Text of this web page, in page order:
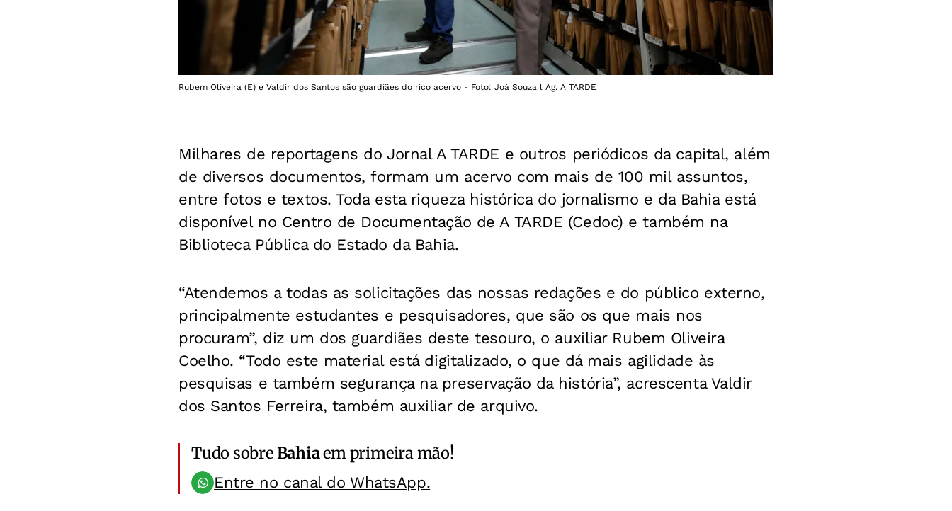
Rubem Oliveira (E) e Valdir dos Santos são guardiães do rico acervo - Foto: Joá Souza l Ag. A TARDE
Milhares de reportagens do Jornal A TARDE e outros periódicos da capital, além
de diversos documentos, formam um acervo com mais de 100 mil assuntos,
entre fotos e textos. Toda esta riqueza histórica do jornalismo e da Bahia está
disponível no Centro de Documentação de A TARDE (Cedoc) e também na
Biblioteca Pública do Estado da Bahia.
“Atendemos a todas as solicitações das nossas redações e do público externo,
principalmente estudantes e pesquisadores, que são os que mais nos
procuram”, diz um dos guardiães deste tesouro, o auxiliar Rubem Oliveira
Coelho. “Todo este material está digitalizado, o que dá mais agilidade às
pesquisas e também segurança na preservação da história”, acrescenta Valdir
dos Santos Ferreira, também auxiliar de arquivo.
Tudo sobreBahiaem primeira mão!
Entre no canal do WhatsApp.